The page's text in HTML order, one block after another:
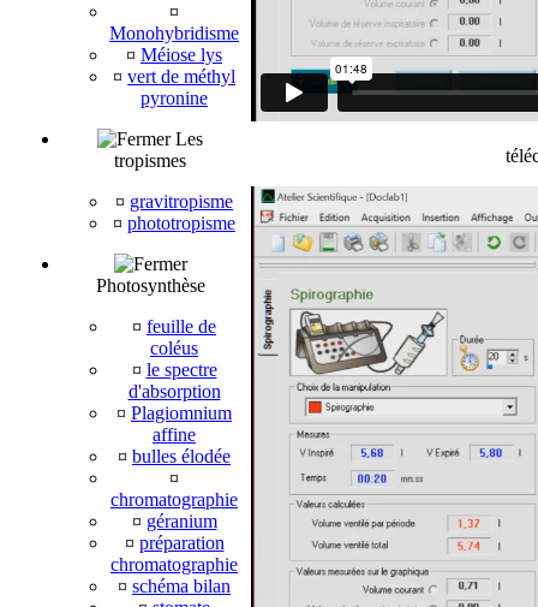
¤
Monohybridisme
¤ Méiose lys
¤ vert de méthyl
pyronine
Les
tropismes
¤ gravitropisme
¤ phototropisme
Photosynthèse
¤ feuille de
coléus
¤ le spectre
d'absorption
¤ Plagiomnium
affine
¤ bulles élodée
¤
chromatographie
¤ géranium
¤ préparation
chromatographie
¤ schéma bilan